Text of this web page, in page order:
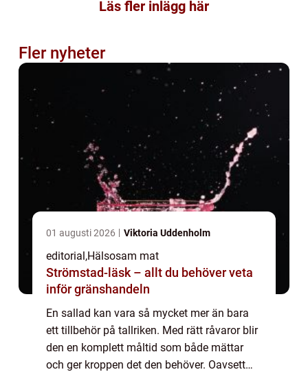
Läs fler inlägg här
Fler nyheter
01 augusti 2026 Viktoria Uddenholm
editorial,Hälsosam mat
Strömstad-läsk – allt du behöver veta
inför gränshandeln
En sallad kan vara så mycket mer än bara
ett tillbehör på tallriken. Med rätt råvaror blir
den en komplett måltid som både mättar
och ger kroppen det den behöver. Oavsett